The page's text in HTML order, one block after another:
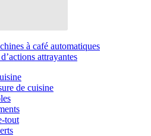
à café automatiques
attrayantes
de cuisine
tout